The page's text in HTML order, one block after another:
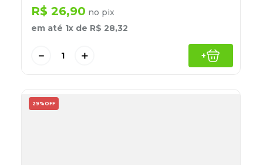
R$ 26,90 no pix
em até 1x de R$ 28,32
＋
－ +
29% OFF